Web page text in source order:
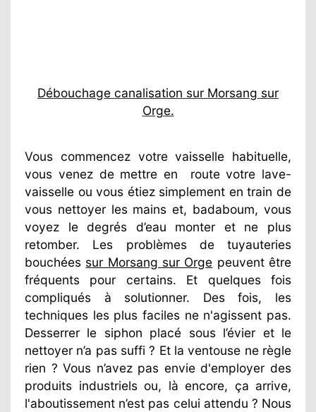
Débouchage canalisation sur Morsang sur
Orge.
Vous commencez votre vaisselle habituelle,
vous venez de mettre en
route votre lave-
vaisselle ou vous étiez simplement en train de
vous nettoyer les mains et, badaboum, vous
voyez le degrés d’eau monter et ne plus
retomber. Les problèmes de tuyauteries
bouchées sur Morsang sur Orge peuvent être
fréquents pour certains. Et quelques fois
compliqués à solutionner. Des fois, les
techniques les plus faciles ne n'agissent pas.
Desserrer le siphon placé sous l’évier et le
nettoyer n’a pas suffi ? Et la ventouse ne règle
rien ? Vous n’avez pas envie d'employer des
produits industriels ou, là encore, ça arrive,
l'aboutissement n’est pas celui attendu ? Nous